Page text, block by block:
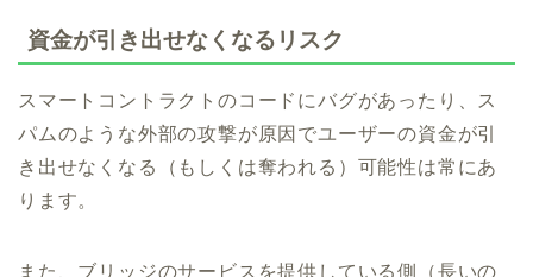
資金が引き出せなくなるリスク
スマートコントラクトのコードにバグがあったり、ス
パムのような外部の攻撃が原因でユーザーの資金が引
き出せなくなる（もしくは奪われる）可能性は常にあ
ります。
また、ブリッジのサービスを提供している側（長いの